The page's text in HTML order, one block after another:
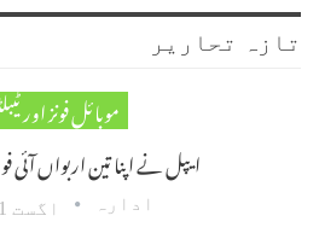
تازہ تحاریر
موبائل فونز اور
ایپل نے اپنا تین اربواں آئی
ادارہ اگست 1، 2025